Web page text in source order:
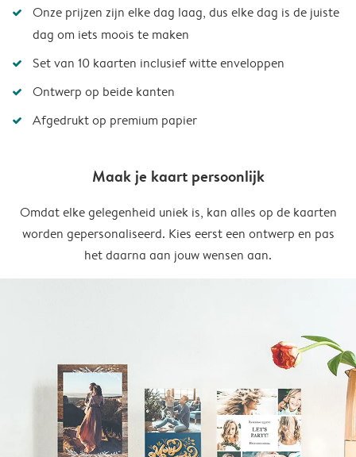
Onze prijzen zijn elke dag laag, dus elke dag is de juiste
dag om iets moois te maken
Set van 10 kaarten inclusief witte enveloppen
Ontwerp op beide kanten
Afgedrukt op premium papier
Maak je kaart persoonlijk
Omdat elke gelegenheid uniek is, kan alles op de kaarten
worden gepersonaliseerd. Kies eerst een ontwerp en pas
het daarna aan jouw wensen aan.